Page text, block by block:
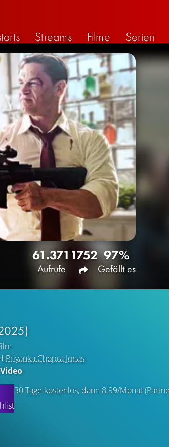
Streams Filme Serien
61.371
Aufrufe
1752 97%
Gefällt es
Priyanka Chopra Jonas
30 Tage kostenlos, dann 8.99/Monat